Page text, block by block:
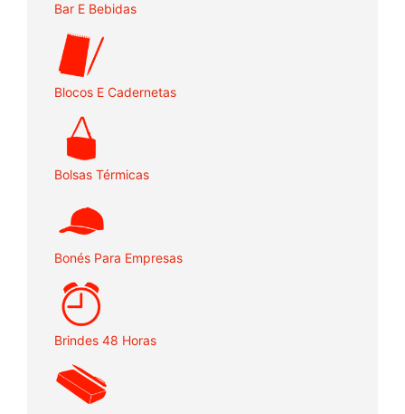
Bar E Bebidas
Blocos E Cadernetas
Bolsas Térmicas
Bonés Para Empresas
Brindes 48 Horas